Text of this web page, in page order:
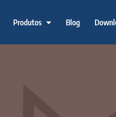
Produtos Blog